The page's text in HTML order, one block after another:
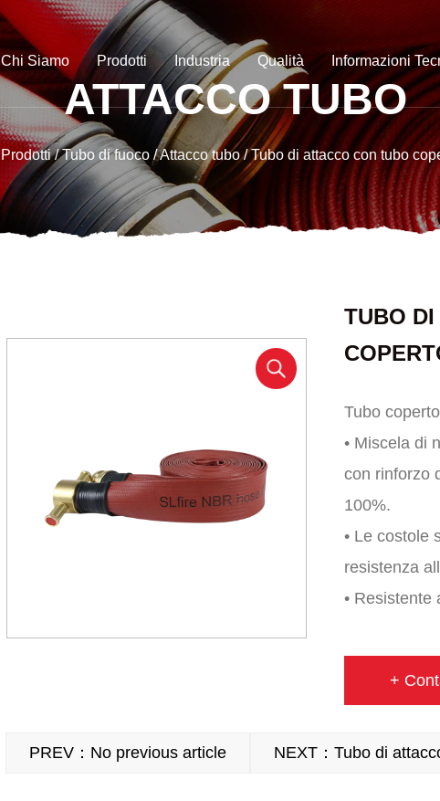
Chi Siamo Prodotti Industria Qualità Informazioni
ATTACCO TUBO
Prodotti/Tubo di fuoco /Attacco tubo/Tubo di attacco con tubo
TUBO DI
Tubo
• Miscela di
con rinforzo
100%.
• Le costole
resistenza
• Resistente
• Frate da
• Intervallo
+
PREV：No previous article NEXT：Tubo di